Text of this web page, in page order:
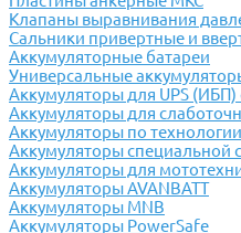
Клапаны выравнивания
Сальники привертные и
Аккумуляторные батареи
Универсальные
Аккумуляторы для UPS (ИБП)
Аккумуляторы для
Аккумуляторы по технологии
Аккумуляторы специальной
Аккумуляторы для
Аккумуляторы AVANBATT
Аккумуляторы MNB
Аккумуляторы PowerSafe